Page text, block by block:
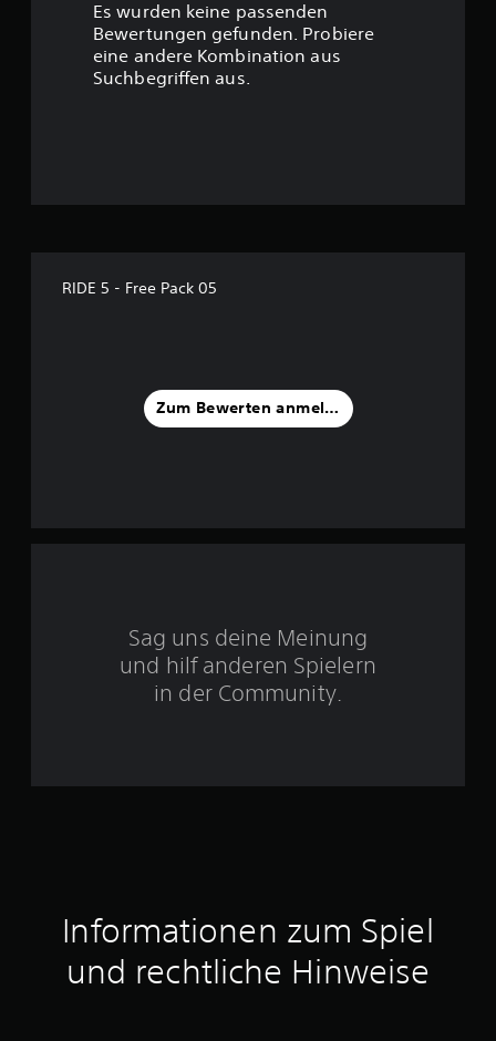
:
4
5
u
s
Es wurden keine passenden
Bewertungen gefunden. Probiere
eine andere Kombination aus
Suchbegriffen aus.
RIDE 5 - Free Pack 05
Zum Bewerten anmelden
Sag uns deine Meinung
und hilf anderen Spielern
in der Community.
Informationen zum Spiel
und rechtliche Hinweise